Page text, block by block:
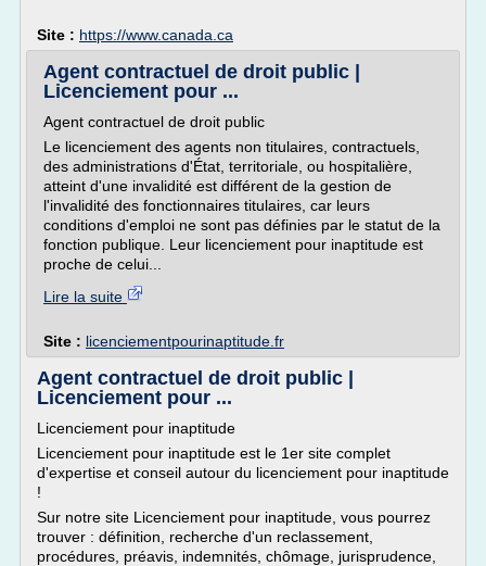
Site : https://www.canada.ca
Agent contractuel de droit public |
Licenciement pour ...
Agent contractuel de droit public
Le licenciement des agents non titulaires, contractuels,
des administrations d'État, territoriale, ou hospitalière,
atteint d'une invalidité est différent de la gestion de
l'invalidité des fonctionnaires titulaires, car leurs
conditions d'emploi ne sont pas définies par le statut de la
fonction publique. Leur licenciement pour inaptitude est
proche de celui...
Lire la suite
Site : licenciementpourinaptitude.fr
Agent contractuel de droit public |
Licenciement pour ...
Licenciement pour inaptitude
Licenciement pour inaptitude est le 1er site complet
d'expertise et conseil autour du licenciement pour inaptitude
!
Sur notre site Licenciement pour inaptitude, vous pourrez
trouver : définition, recherche d'un reclassement,
procédures, préavis, indemnités, chômage, jurisprudence,